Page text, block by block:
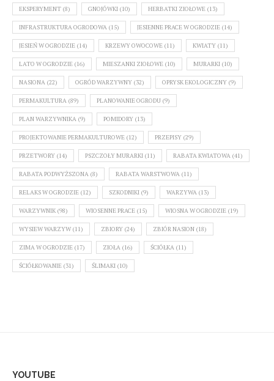
EKSPERYMENT (8) GNOJÓWKI (10) HERBATKI ZIOŁOWE (13)
INFRASTRUKTURA OGRODOWA (15) JESIENNE PRACE W OGRODZIE (14)
JESIEŃ W OGRODZIE (14) KRZEWY OWOCOWE (11) KWIATY (11)
LATO W OGRODZIE (16) MIESZANKI ZIOŁOWE (10) MURARKI (10)
NASIONA (22) OGRÓD WARZYWNY (32) OPRYSK EKOLOGICZNY (9)
PERMAKULTURA (89) PLANOWANIE OGRODU (9)
PLAN WARZYWNIKA (9) POMIDORY (13)
PROJEKTOWANIE PERMAKULTUROWE (12) PRZEPISY (29)
PRZETWORY (14) PSZCZOŁY MURARKI (11) RABATA KWIATOWA (41)
RABATA PODWYŻSZONA (8) RABATA WARSTWOWA (11)
RELAKS W OGRODZIE (12) SZKODNIKI (9) WARZYWA (13)
WARZYWNIK (98) WIOSENNE PRACE (15) WIOSNA W OGRODZIE (19)
WYSIEW WARZYW (11) ZBIORY (24) ZBIÓR NASION (18)
ZIMA W OGRODZIE (17) ZIOŁA (16) ŚCIÓŁKA (11)
ŚCIÓŁKOWANIE (31) ŚLIMAKI (10)
YOUTUBE